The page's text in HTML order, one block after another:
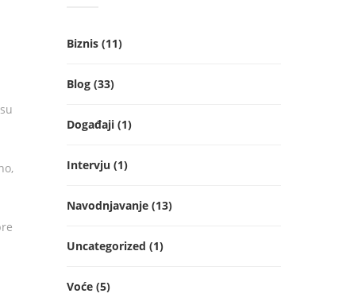
Biznis (11)
Blog (33)
Događaji (1)
Intervju (1)
Navodnjavanje (13)
Uncategorized (1)
Voće (5)